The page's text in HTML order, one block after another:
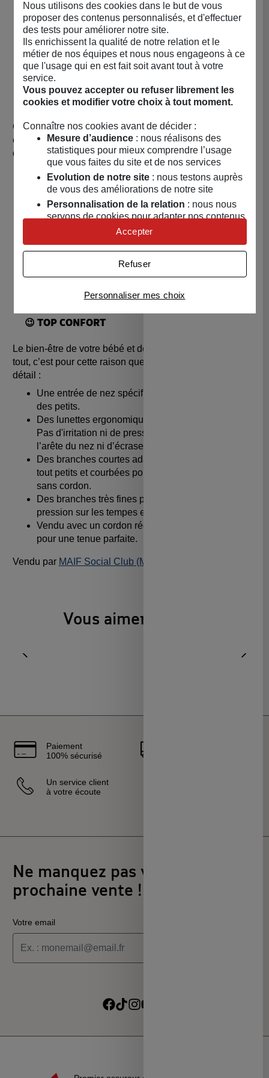
adaptée à la manipulation et la découverte des plus
petits.
Fabriquées sans charnière, il n’y a donc aucun
risque de se pincer ni d’avaler de petites pièces
métalliques.
☀️ HAUTE PROTECTION
Chez KI ET LA, la protection des yeux des bébés et des
enfants est hyper importante ! Ainsi, nous sélectionnons
des verres de qualité :
Des verres en polycarbonate de catégorie 3 qui
garantissent une protection idéale à cette tranche
Des verres filtrant 100% des UV : Anti-UVA, Anti-
Une hauteur de verres de 3,4 cm pour les 1-2 ans et
3,6 cm pour les 2-4 ans afin de protéger
parfaitement l’œil de l’enfant.
Le + Ki ET LA : un filtre anti-lumière bleue pour
diminuer l’éblouissement des enfants.
😉 TOP CONFORT
Le bien-être de votre bébé et de vos enfants passe avant
tout, c’est pour cette raison que nous n’oublions aucun
détail :
Une entrée de nez spécifique pour la morphologie
des petits.
Des lunettes ergonomiques, très légères et douces.
Pas d'irritation ni de pression sur les tempes ou sur
l’arête du nez ni d’écrasement des oreilles.
Des branches courtes adaptées aux visages des
tout petits et courbées pour un maintien possible
sans cordon.
Des branches très fines pour ne pas créer de
pression sur les tempes et sur l'arête nasale.
Vendu avec un cordon réglable, doux et confortable
pour une tenue parfaite.
Vendu par MAIF Social Club (MAIF)
Vous aimerez aussi
Aller à l'élément précédent
Paiement
100% sécurisé
Un service client
à votre écoute
Ne manquez pas votre
prochaine vente !
Votre email
Je souhaite recevoir les alertes des ventes découvertes du
Nous utilisons des cookies dans le but de vous
proposer des contenus personnalisés, et d'effectuer
des tests pour améliorer notre site.
Ils enrichissent la qualité de notre relation et le
métier de nos équipes et nous nous engageons à ce
que l'usage qui en est fait soit avant tout à votre
service.
Vous pouvez accepter ou refuser librement les
cookies et modifier votre choix à tout moment.
Connaître nos cookies avant de décider :
Mesure d’audience: nous réalisons des
statistiques pour mieux comprendre l’usage
que vous faites du site et de nos services
Evolution de notre site: nous testons auprès
de vous des améliorations de notre site
Personnalisation de la relation : nous nous
servons de cookies pour adapter nos contenus
et personnaliser nos offres
Univers publicitaire: nous utilisons avec nos
publicités personnalisées
Personnaliser mes choix
Refuser
Accepter